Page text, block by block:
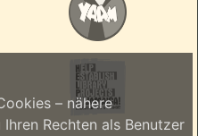
– nähere
Rechten als Benutzer